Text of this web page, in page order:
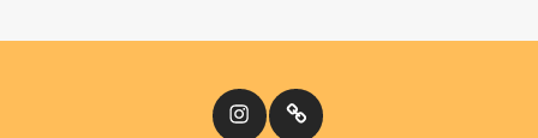
InstagramКіномандри